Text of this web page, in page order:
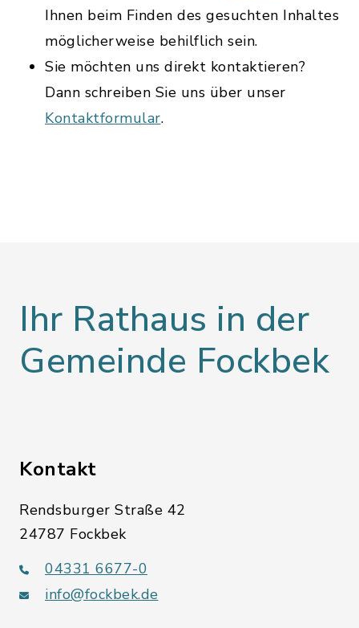
Ihnen beim Finden des gesuchten Inhaltes
möglicherweise behilflich sein.
Sie möchten uns direkt kontaktieren?
Dann schreiben Sie uns über unser
Kontaktformular.
Ihr Rathaus in der
Gemeinde Fockbek
Kontakt
Rendsburger Straße 42
24787 Fockbek
04331 6677-0
info@fockbek.de